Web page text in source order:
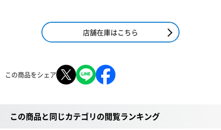
店舗在庫はこちら
この商品をシェア
この商品と同じカテゴリの閲覧ランキング